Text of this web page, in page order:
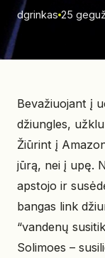
dgrinkas 25
Bevažiuojant į
džiungles,
Žiūrint į
jūrą, nei į upę.
apstojo ir
bangas link
“vandenų
Solimoes –